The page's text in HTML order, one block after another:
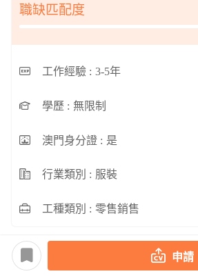
職缺匹配度
工作經驗 : 3-5年
學歷 : 無限制
澳門身分證 : 是
行業類別 : 服裝
工種類別 : 零售銷售
申請